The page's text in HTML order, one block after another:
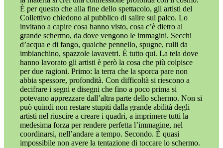
È per questo che alla fine dello spettacolo, gli artisti del
Collettivo chiedono al pubblico di salire sul palco. Lo
invitano a capire cosa hanno visto, cosa c’è dietro al
grande schermo, da dove vengono le immagini. Secchi
d’acqua e di fango, qualche pennello, spugne, rulli da
imbianchino, spazzole lavavetri. È tutto qui. La tela dove
hanno lavorato gli artisti è però la cosa che più colpisce
per due ragioni. Primo: la terra che la sporca pare non
abbia spessore, profondità. Con difficoltà si riescono a
decifrare i segni e disegni che fino a poco prima si
potevano apprezzare dall’altra parte dello schermo. Non si
può quindi non restare stupiti dalla grande abilità degli
artisti nel riuscire a creare i quadri, a imprimere tutti la
medesima forza per rendere perfetta l’immagine, nel
coordinarsi, nell’andare a tempo. Secondo. È quasi
impossibile non avere la tentazione di toccare lo schermo.